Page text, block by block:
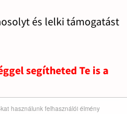
használunk felhasználói élmény
és lelki támogatást
segítheted Te is a